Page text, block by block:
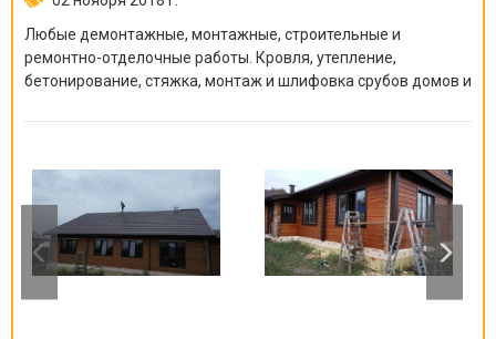
Любые демонтажные, монтажные, строительные и
ремонтно-отделочные работы. Кровля, утепление,
бетонирование, стяжка, монтаж и шлифовка срубов домов и
другое.